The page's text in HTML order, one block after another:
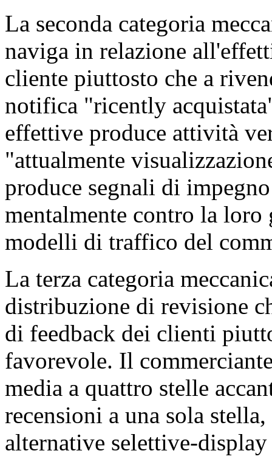
La seconda categoria
naviga in relazione
cliente piuttosto che a
notifica "ricently
effettive produce attività
"attualmente
produce segnali di
mentalmente contro la loro
modelli di traffico del
La terza categoria
distribuzione di revisione
di feedback dei clienti
favorevole. Il
media a quattro stelle
recensioni a una sola
alternative selettive-